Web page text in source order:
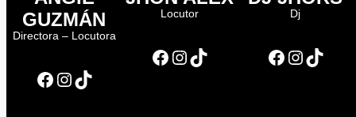
GUZMÁN
Directora – Locutora
Facebook Instagram TikTok
Locutor
Facebook Instagram TikTok
Dj
Facebook Instagram TikTok